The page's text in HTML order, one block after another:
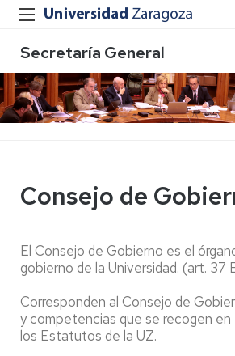
Secretaría General
Consejo de
El Consejo de Gobierno es el
gobierno de la Universidad. (art. 37
Corresponden al Consejo de
y competencias que se recogen en
los Estatutos de la UZ.